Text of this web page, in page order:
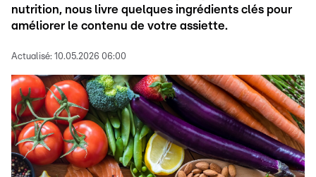
nutrition, nous livre quelques ingrédients clés pour
améliorer le contenu de votre assiette.
Actualisé: 10.05.2026 06:00